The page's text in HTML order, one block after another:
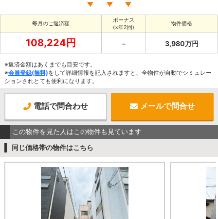
毎月のご返済額
ボーナス
(×年2回)
物件価格
108,224円 － 3,980万円
※返済金額はあくまでも目安です。
※会員登録(無料)をして詳細情報を記入されますと、全物件が自動でシミュレー
ションされとても便利になります。
電話で問合わせ メールで問合せ
この物件を見た人はこの物件も見ています
同じ価格帯の物件はこちら